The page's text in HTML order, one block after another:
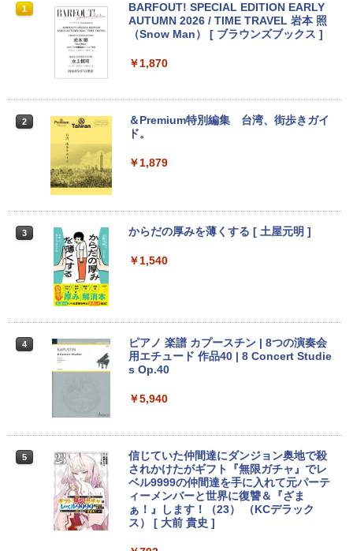
ラック
レスイヤホン bluetooth イヤホン V12 小型
学/WEB会議(ホワイト)
￥1,964
Xiaomi シャオミ REDMI Buds 8 Lite ワイヤ
￥3,480
[Explicit]
BUGS LIFE
￥250
￥1,380
【Amazon.co.jp限定】 い・ろ・は・す 2L P
￥1,112
by Amazon 天然水ラベルレス 2L×9本
by Amazon 炭酸水 ラベルレス 500ml ×24本
コカ・コーラ やかんの麦茶 from 爽健美茶 ラ
ベルレス 650mlPET×24本
￥2,009
エース)
クスDIGITAL)
コミックスDIGITAL)
スーパーの裏でヤニ吸うふたり 9巻 (デジタル
版ビッグガンガンコミックス)
1
ノートパソコン14インチ 極軽量約965g
富士通 LIFEBOOK U748 高性能第7世代
Core i5-7300U カメラ内蔵 メモリ最大16
WIFI Bluetooth 中古ノートパソコン Off
￥16,500
e SSD ハードディスク/Wi-Fi/Bluetooth/
Type-C/HDMI/Windows11&office 2019
搭載 パソコン ノート
￥16,800
【★最大100%ポイント】【新生活応援・
2026】【Office 2019 H&B】富士通 LIF
EBOOK/第3世代 Core i7/メモリ:8GB/16
GB/SSD:256GB/512GB/1TB/テンキー/1
ウス/USBメモリ/中古パソコン/ノートパ
ソコン/Windows11/Windows10
￥23,999
【期間限定P15倍+最大10%OFFクーポ
ン】 【3年保証】MICROSOFT マイクロ
ソフト SURFACE GO 2 LTE ADVANCED
dows 11 Pro 中古 返品 送料無料 中古ノ
1
【Dell Core-i7 & 24インチ2台液晶PCセ
ット】intel Core i7-7700、RAM:16G
B、SSD:選択可能(256GBor512GBor1T
学ドライブ/5.8Ghz WI-FI/Bluetooth/Wi
品)
￥41,800
型 21.5型 Windows11 Office付き｜フル
HD液晶一体型 インテル Core i5 Core i7
｜ SSD 128GB～1TB｜メモリ8GB 16G
B｜ キーボード マウス付 2年保証 安い P
C 初期設定済み テレワーク 在宅勤務
「楽天ランキング1位」 デスクトップパ
ソコン Windows11 Office付き パソコン
5 i7-14700F｜ SSD 256GB～2TB｜メモ
リ 8～64GB DDR4/5｜ デスクトップPC
高スペッ 初期設定済み
￥45,700
【今だけP10倍！大量還元！】一体型デ
第2世代Core i5 Windows11搭載 Office
1
PHILIPS 241V8 LED液晶モニター 23.8
インチワイド ブラック 1920×1080 （フ
ルHD）16:9 IPSパネル 非光沢 ノングレ
拠 PS4 switch 対応 スイッチ 【中古】
まで】 モニター 21.5型 液晶ディスプレ
ライトカット VAパネル VESAフル FHD
ノングレア MAXZEN JM22CH02
￥9,480
A-EA2 NT133WHM-N35 NT133WHM-N4
5 NT133WHM-N46 NT133WHM-N47 BO
E07AE BOE07AD BOE07C0 BOE0800
対応 1366x768 WXGA LED LCD 液晶デ
【選べる2色 コスパ抜群】モバイルモニ
ター 15.6インチ フルHD 100%sRGB 非
光沢IPS パネル Type-C対応 miniHDMI
薄型軽量 約650g VESA対応 モニター 持
ち運び サブディスプレイ テレワーク 在
1
BARFOUT! SPECIAL EDITION EARLY
AUTUMN 2026 / TIME TRAVEL 岩本 照
（Snow Man） [ ブラウンズブックス ]
￥1,870
2
＆Premium特別編集 台湾、街歩きガイ
ド。
￥1,879
3 からだの厚みを薄くする [ 土屋元明 ]
￥1,540
4
ピアノ 楽譜 カプースチン | 8つの演奏会
用エチュード 作品40 | 8 Concert Studie
s Op.40
￥5,940
5
信じていた仲間達にダンジョン奥地で殺
されかけたがギフト『無限ガチャ』でレ
ベル9999の仲間達を手に入れて元パーテ
ィーメンバーと世界に復讐＆『ざま
ぁ！』します！（23） （KCデラック
ス） [ 大前 貴史 ]